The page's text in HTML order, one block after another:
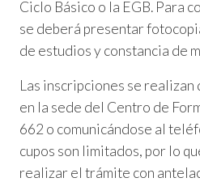
Ciclo Básico o la EGB. Para
se deberá presentar
de estudios y constancia de
Las inscripciones se realizan
en la sede del Centro de
662 o comunicándose al
cupos son limitados, por lo
realizar el trámite con